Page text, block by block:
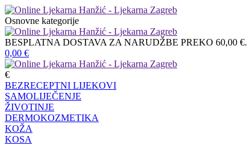
Osnovne kategorije
BESPLATNA DOSTAVA ZA NARUDŽBE PREKO 60,00 €.
0,00 €
€
BEZRECEPTNI LIJEKOVI
SAMOLIJEČENJE
ŽIVOTINJE
DERMOKOZMETIKA
KOŽA
KOSA